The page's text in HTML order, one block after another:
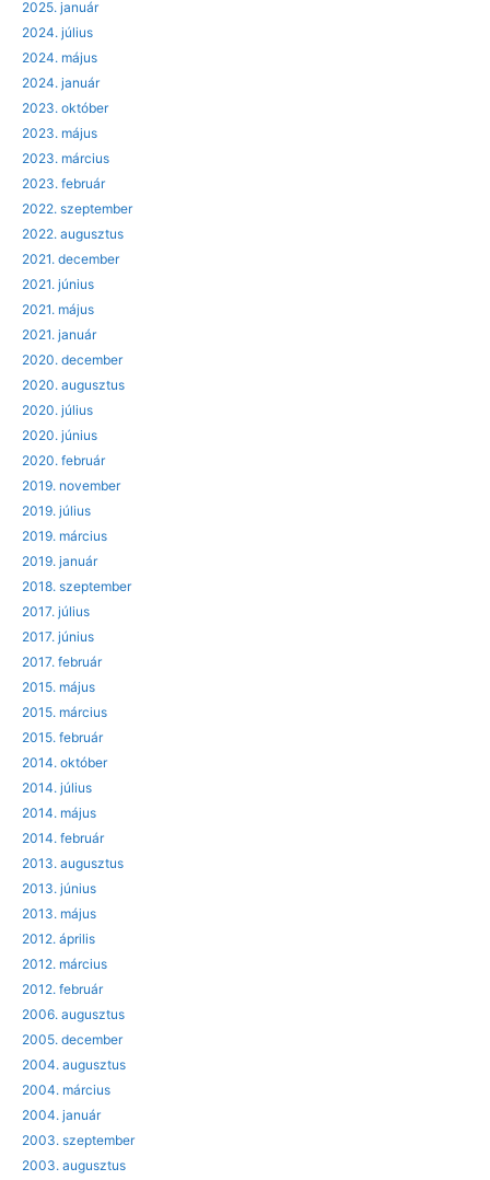
2025. január
2024. július
2024. május
2024. január
2023. október
2023. május
2023. március
2023. február
2022. szeptember
2022. augusztus
2021. december
2021. június
2021. május
2021. január
2020. december
2020. augusztus
2020. július
2020. június
2020. február
2019. november
2019. július
2019. március
2019. január
2018. szeptember
2017. július
2017. június
2017. február
2015. május
2015. március
2015. február
2014. október
2014. július
2014. május
2014. február
2013. augusztus
2013. június
2013. május
2012. április
2012. március
2012. február
2006. augusztus
2005. december
2004. augusztus
2004. március
2004. január
2003. szeptember
2003. augusztus